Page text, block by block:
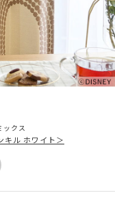
クス
キル ホワイト＞